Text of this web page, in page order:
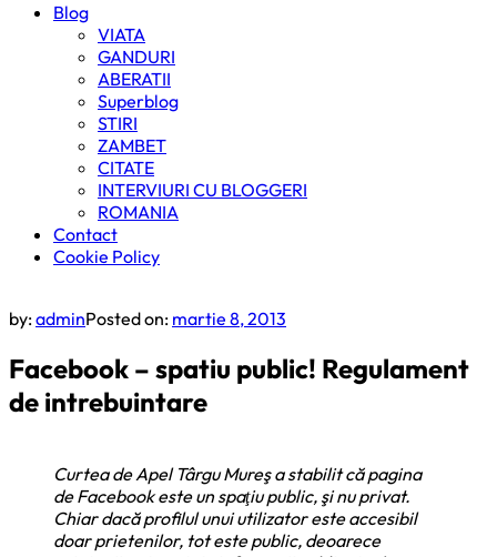
Blog
VIATA
GANDURI
ABERATII
Superblog
STIRI
ZAMBET
CITATE
INTERVIURI CU BLOGGERI
ROMANIA
Contact
Cookie Policy
by:adminPosted on: martie 8, 2013
Facebook – spatiu public! Regulament
de intrebuintare
Curtea de Apel Târgu Mureş a stabilit că pagina
de Facebook este un spaţiu public, şi nu privat.
Chiar dacă profilul unui utilizator este accesibil
doar prietenilor, tot este public, deoarece